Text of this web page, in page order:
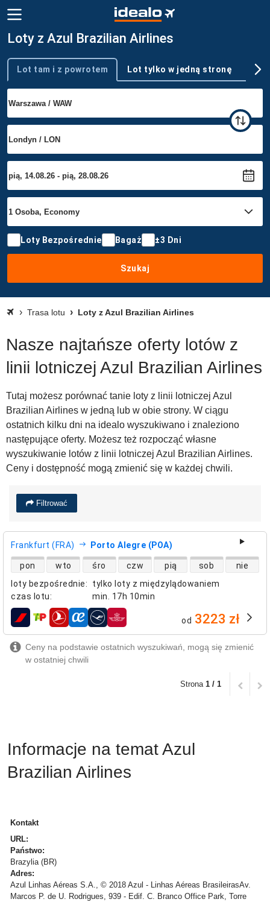
Loty z Azul Brazilian Airlines
Typ podróży
Lot tam i z powrotem Lot tylko w jedną stronę
Loty Bezpośrednie Bagaż ±3 Dni
Szukaj
Trasa lotu Loty z Azul Brazilian Airlines
Nasze najtańsze oferty lotów z
linii lotniczej Azul Brazilian Airlines
Tutaj możesz porównać tanie loty z linii lotniczej Azul
Brazilian Airlines w jedną lub w obie strony. W ciągu
ostatnich kilku dni na idealo wyszukiwano i znaleziono
następujące oferty. Możesz też rozpocząć własne
wyszukiwanie lotów z linii lotniczej Azul Brazilian Airlines.
Ceny i dostępność mogą zmienić się w każdej chwili.
Filtrować
Frankfurt (FRA) Porto Alegre (POA)
loty bezpośrednie:
tylko loty z międzylądowaniem
czas lotu: min. 17h 10min
dostępność lotów bezpośrednich
pon wto śro czw pią sob nie
linie lotnicze od 3223 zł
Ceny na podstawie ostatnich wyszukiwań, mogą się zmienić
w ostatniej chwili
Strona 1 / 1
Informacje na temat Azul
Brazilian Airlines
Kontakt
URL:
Państwo:
Brazylia (BR)
Adres:
Azul Linhas Aéreas S.A., © 2018 Azul - Linhas Aéreas BrasileirasAv.
Marcos P. de U. Rodrigues, 939 - Edif. C. Branco Office Park, Torre